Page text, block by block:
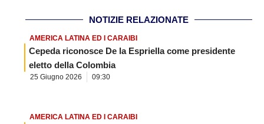
NOTIZIE RELAZIONATE
AMERICA LATINA ED I CARAIBI
Cepeda riconosce De la Espriella come presidente
eletto della Colombia
25 Giugno 2026 09:30
AMERICA LATINA ED I CARAIBI